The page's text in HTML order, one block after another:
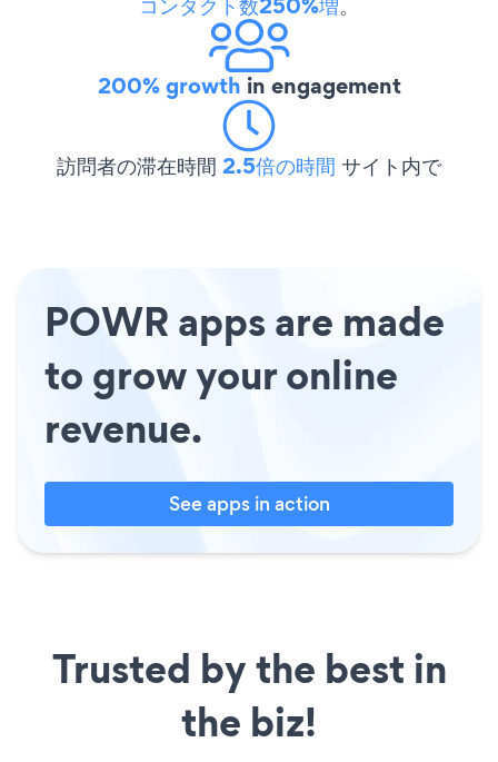
200% growth in engagement
訪問者の滞在時間 2.5倍の時間 サイト内で
POWR apps are made
to grow your online
revenue.
See apps in action
Trusted by the best in
the biz!